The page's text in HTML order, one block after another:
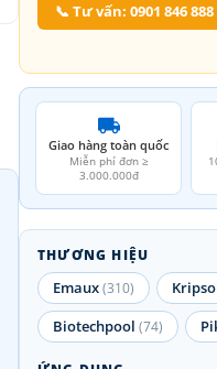
📞 Tư vấn: 0901 846 888
Giao hàng toàn quốc
Miễn phí đơn ≥
3.000.000đ
THƯƠNG HIỆU
Emaux(310)
Biotechpool (74)